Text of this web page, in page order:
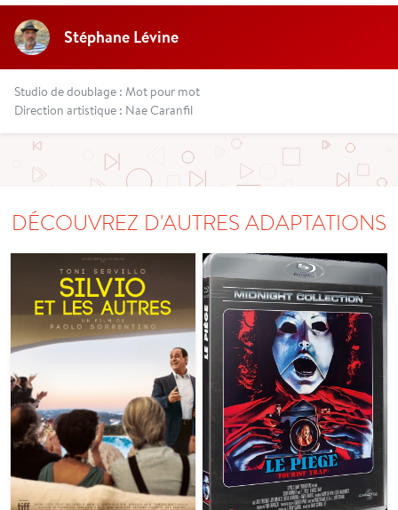
Stéphane Lévine
Studio de doublage : Mot pour mot
Direction artistique : Nae Caranfil
DÉCOUVREZ D'AUTRES ADAPTATIONS